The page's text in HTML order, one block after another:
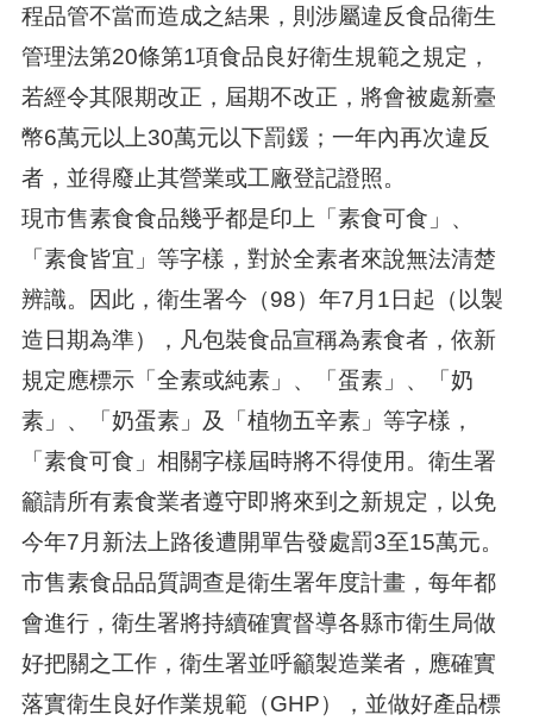
程品管不當而造成之結果，則涉屬違反食品衛生
管理法第20條第1項食品良好衛生規範之規定，
若經令其限期改正，屆期不改正，將會被處新臺
幣6萬元以上30萬元以下罰鍰；一年內再次違反
者，並得廢止其營業或工廠登記證照。
現市售素食食品幾乎都是印上「素食可食」、
「素食皆宜」等字樣，對於全素者來說無法清楚
辨識。因此，衛生署今（98）年7月1日起（以製
造日期為準），凡包裝食品宣稱為素食者，依新
規定應標示「全素或純素」、「蛋素」、「奶
素」、「奶蛋素」及「植物五辛素」等字樣，
「素食可食」相關字樣屆時將不得使用。衛生署
籲請所有素食業者遵守即將來到之新規定，以免
今年7月新法上路後遭開單告發處罰3至15萬元。
市售素食品品質調查是衛生署年度計畫，每年都
會進行，衛生署將持續確實督導各縣市衛生局做
好把關之工作，衛生署並呼籲製造業者，應確實
落實衛生良好作業規範（GHP），並做好產品標